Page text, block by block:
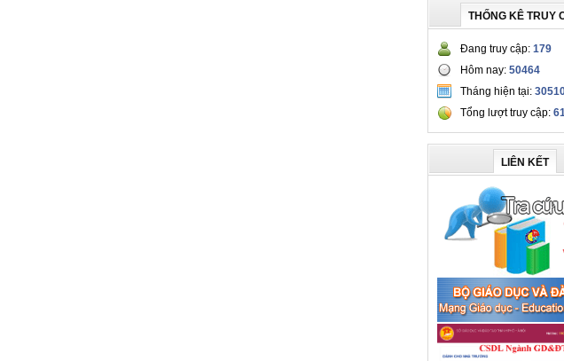
THỐNG KÊ TRUY
Đang truy cập: 179
Hôm nay: 50464
Tháng hiện tại:
Tổng lượt truy cập:
LIÊN KẾT